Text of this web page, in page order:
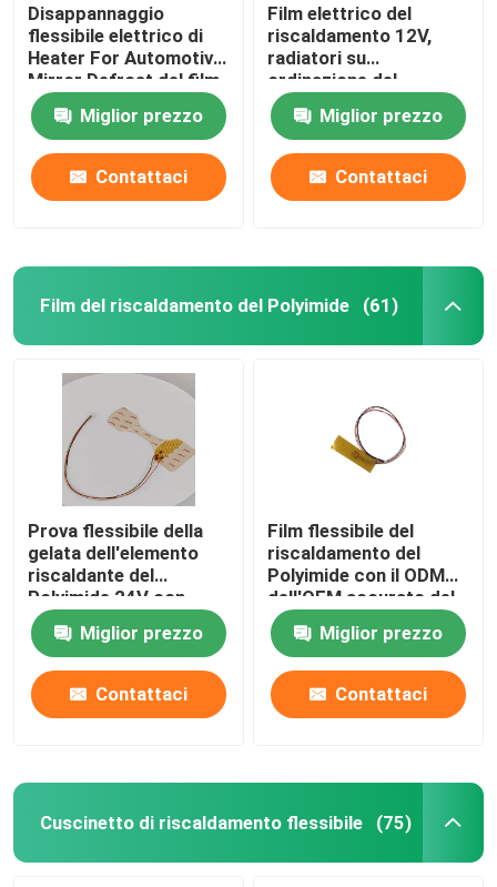
Disappannaggio
flessibile elettrico di
Heater For Automotive
Mirror Defrost del film
di pi
Miglior prezzo
Contattaci
Film elettrico del
riscaldamento 12V,
radiatori su
ordinazione del
Polyimide per il
riscaldamento
automobilistico dello
specchio
Miglior prezzo
Contattaci
Film del riscaldamento del Polyimide (61)
Prova flessibile della
gelata dell'elemento
riscaldante del
Polyimide 24V con
forma speciale
Miglior prezzo
Contattaci
Film flessibile del
riscaldamento del
Polyimide con il ODM
dell'OEM accurato del
controllo della
temperaturaMiglior prezzo
Contattaci
Cuscinetto di riscaldamento flessibile (75)